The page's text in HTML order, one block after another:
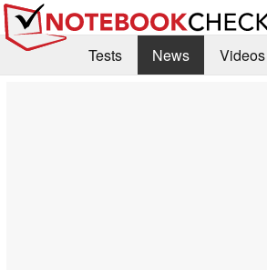
Tests News
Videos